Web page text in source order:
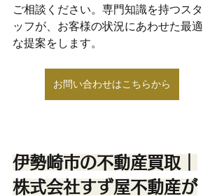
ご相談ください。専門知識を持つスタ
ッフが、お客様の状況にあわせた最適
な提案をします。
お問い合わせはこちらから
伊勢崎市の不動産買取｜
株式会社すず屋不動産が